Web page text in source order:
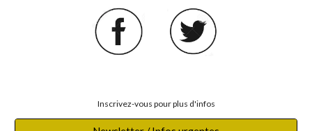
Inscrivez-vous pour plus d'infos